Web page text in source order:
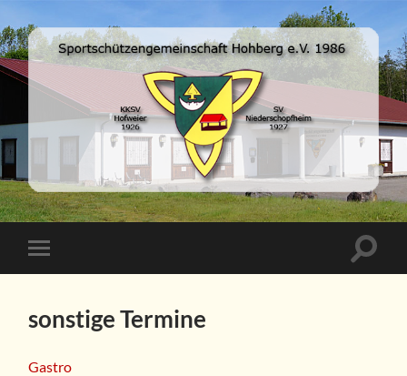
SSG-
Hohberg
e.V.
Mobile-
Menü
sonstige Termine
Gastro